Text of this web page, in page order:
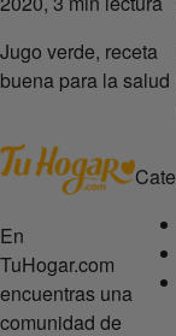
Jugo verde, receta
buena para la salud
En
TuHogar.com
encuentras una
comunidad de